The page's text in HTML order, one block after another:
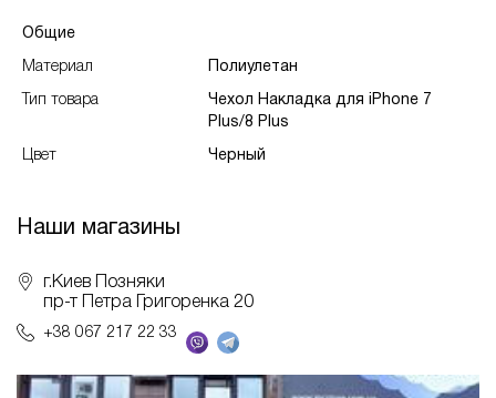
Общие
Материал Полиулетан
Тип товара
Чехол Накладка для iPhone 7
Plus/8 Plus
Цвет Черный
Наши магазины
г.Киев Позняки
пр-т Петра Григоренка 20
+38 067 217 22 33